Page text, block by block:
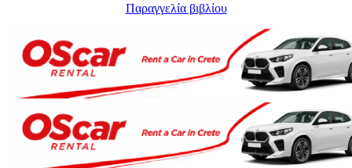
Παραγγελία βιβλίου